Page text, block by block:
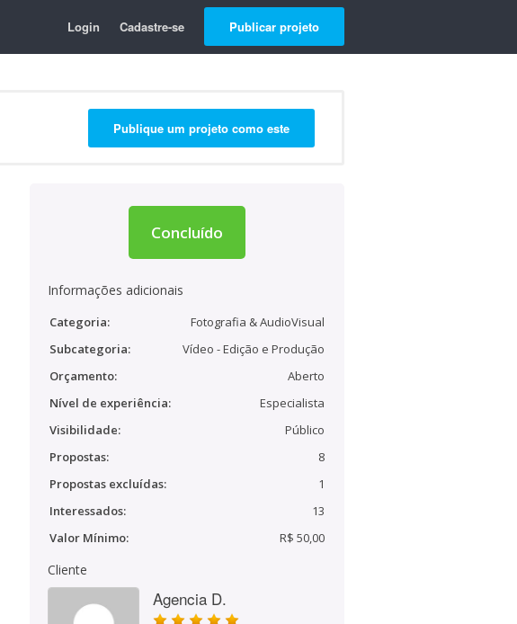
Login Cadastre-se Publicar projeto
Publique um projeto como este
Concluído
Informações adicionais
Categoria:
Fotografia & AudioVisual
Subcategoria:
Vídeo - Edição e Produção
Orçamento:
Aberto
Nível de experiência:
Especialista
Visibilidade:
Público
Propostas:
8
Propostas excluídas:
1
Interessados:
13
Valor Mínimo:
R$ 50,00
Cliente
Agencia D.